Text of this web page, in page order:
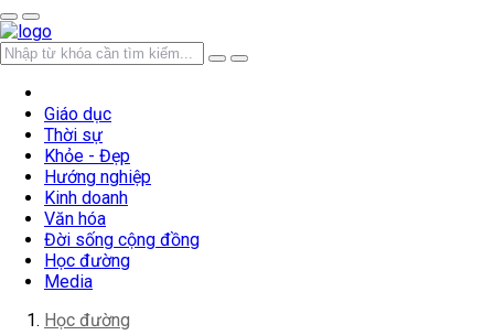
Giáo dục
Thời sự
Khỏe - Đẹp
Hướng nghiệp
Kinh doanh
Văn hóa
Đời sống cộng đồng
Học đường
Media
Học đường